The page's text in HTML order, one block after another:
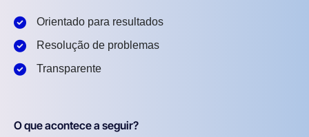
Orientado para resultados
Resolução de problemas
Transparente
O que acontece a seguir?